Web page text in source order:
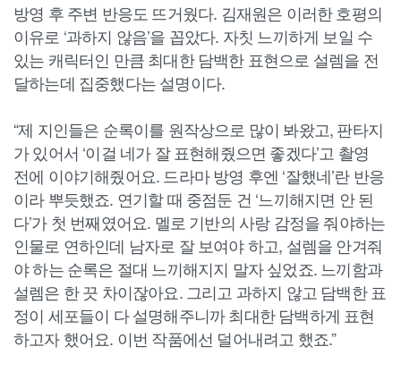
방영 후 주변 반응도 뜨거웠다. 김재원은 이러한 호평의
이유로 ‘과하지 않음’을 꼽았다. 자칫 느끼하게 보일 수
있는 캐릭터인 만큼 최대한 담백한 표현으로 설렘을 전
달하는데 집중했다는 설명이다.
“제 지인들은 순록이를 원작상으로 많이 봐왔고, 판타지
가 있어서 ‘이걸 네가 잘 표현해줬으면 좋겠다’고 촬영
전에 이야기해줬어요. 드라마 방영 후엔 ‘잘했네’란 반응
이라 뿌듯했죠. 연기할 때 중점둔 건 ‘느끼해지면 안 된
다’가 첫 번째였어요. 멜로 기반의 사랑 감정을 줘야하는
인물로 연하인데 남자로 잘 보여야 하고, 설렘을 안겨줘
야 하는 순록은 절대 느끼해지지 말자 싶었죠. 느끼함과
설렘은 한 끗 차이잖아요. 그리고 과하지 않고 담백한 표
정이 세포들이 다 설명해주니까 최대한 담백하게 표현
하고자 했어요. 이번 작품에선 덜어내려고 했죠.”